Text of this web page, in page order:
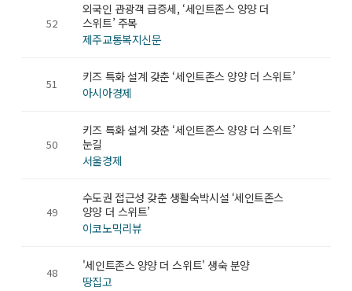
52
외국인 관광객 급증세, ‘세인트존스 양양 더
스위트’ 주목
제주교통복지신문
51
키즈 특화 설계 갖춘 ‘세인트존스 양양 더 스위트’
아시아경제
50
키즈 특화 설계 갖춘 ‘세인트존스 양양 더 스위트’
눈길
서울경제
49
수도권 접근성 갖춘 생활숙박시설 ‘세인트존스
양양 더 스위트’
이코노믹리뷰
48
'세인트존스 양양 더 스위트' 생숙 분양
땅집고